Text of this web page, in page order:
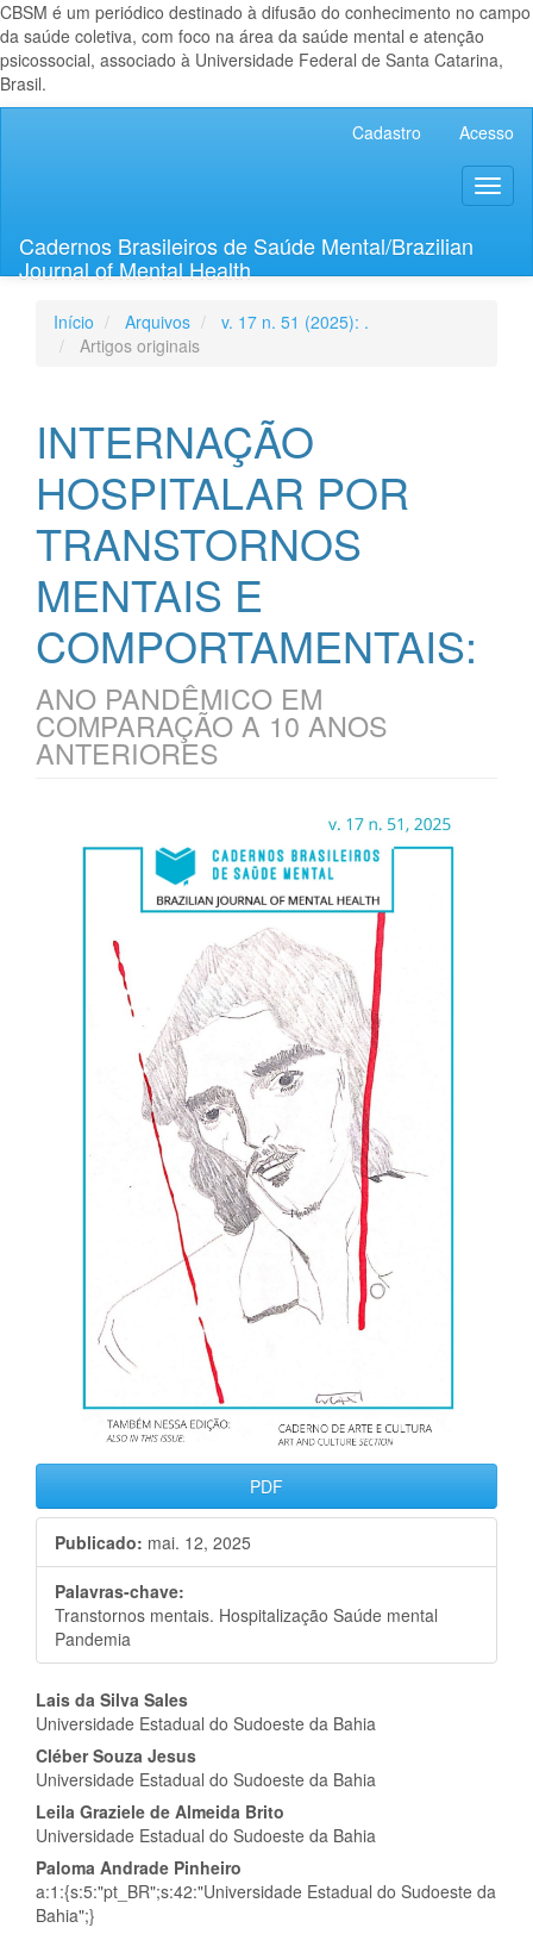
CBSM é um periódico destinado à difusão do conhecimento no campo
da saúde coletiva, com foco na área da saúde mental e atenção
psicossocial, associado à Universidade Federal de Santa Catarina,
Brasil.
Lateral
Cadastro Acesso
Cadernos Brasileiros de Saúde Mental/Brazilian
Journal of Mental Health
Início Arquivos
v. 17 n. 51 (2025): .
Artigos originais
INTERNAÇÃO
HOSPITALAR POR
TRANSTORNOS
MENTAIS E
COMPORTAMENTAIS:
ANO PANDÊMICO EM
COMPARAÇÃO A 10 ANOS
ANTERIORES
lateral
artigos
PDF
Publicado: mai. 12, 2025
Palavras-chave:
Transtornos mentais. Hospitalização Saúde mental
Pandemia
Conteúdo
do
artigo
principal
Lais da Silva Sales
Universidade Estadual do Sudoeste da Bahia
Cléber Souza Jesus
Universidade Estadual do Sudoeste da Bahia
Leila Graziele de Almeida Brito
Universidade Estadual do Sudoeste da Bahia
Paloma Andrade Pinheiro
a:1:{s:5:"pt_BR";s:42:"Universidade Estadual do Sudoeste da
Bahia";}